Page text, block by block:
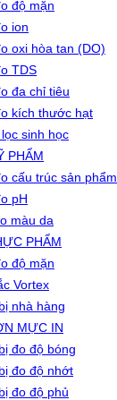
độ mặn
ion
oxi hòa tan (DO)
TDS
đa chỉ tiêu
kích thước hạt
sinh học
PHẨM
cấu trúc sản phẩm
pH
màu da
PHẨM
độ mặn
Vortex
nhà hàng
MỰC IN
đo độ bóng
đo độ nhớt
đo độ phủ